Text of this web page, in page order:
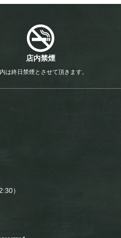
店内禁煙
は終日禁煙とさせて頂きます。
）